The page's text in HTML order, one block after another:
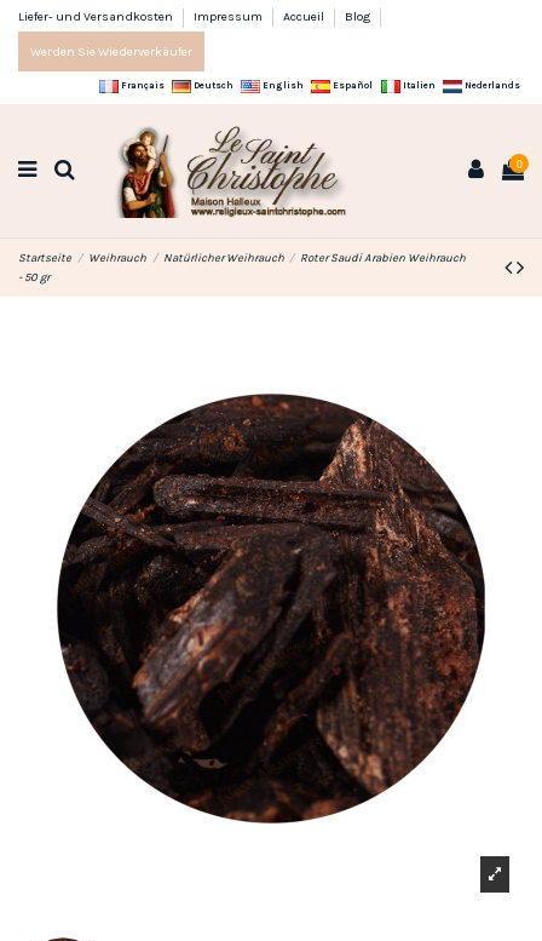
Liefer- und Versandkosten Impressum Accueil Blog
Werden Sie Wiederverkäufer
Français Deutsch English Español Italien Nederlands
0
Startseite Weihrauch Natürlicher Weihrauch
Roter Saudi Arabien Weihrauch
- 50 gr